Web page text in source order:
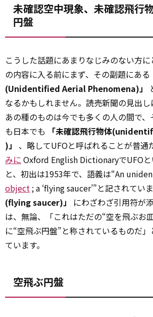
未確認空中現象、未確認飛行
円盤
こうした話題にあまりなじみのない方
の内容に入る前にまず、その副題にある
(Unidentified Aerial Phenomena)」
なるかもしれません。読売新聞の見出し
あの種のものは今でも多くの人の間で
も日本でも
「未確認飛行物体
)」
、略してUFOと呼ばれることが普通
みに Oxford English DictionaryでUFO
と、初出は1953年で、語義は“An
object ; a ‘flying saucer’”と記されていま
(flying saucer)」
にわざわざ引用符が
は、無論、「これはただの“空を飛ぶお
に“空飛ぶ円盤”と称されているものだ
ています。
空飛ぶ円盤